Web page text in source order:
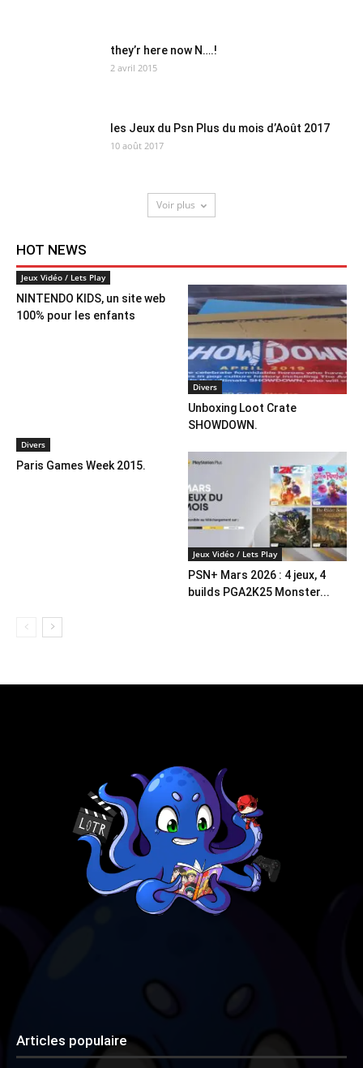
they’r here now N….!
2 avril 2015
les Jeux du Psn Plus du mois d’Août 2017
10 août 2017
Voir plus
HOT NEWS
Jeux Vidéo / Lets Play
NINTENDO KIDS, un site web
100% pour les enfants
Divers
Unboxing Loot Crate
SHOWDOWN.
Divers
Paris Games Week 2015.
Jeux Vidéo / Lets Play
PSN+ Mars 2026 : 4 jeux, 4
builds PGA2K25 Monster...
Articles populaire